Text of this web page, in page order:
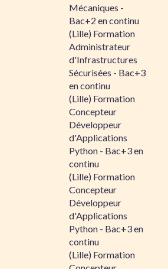
Mécaniques -
Bac+2 en continu
(Lille) Formation
Administrateur
d'Infrastructures
Sécurisées - Bac+3
en continu
(Lille) Formation
Concepteur
Développeur
d'Applications
Python - Bac+3 en
continu
(Lille) Formation
Concepteur
Développeur
d'Applications
Python - Bac+3 en
continu
(Lille) Formation